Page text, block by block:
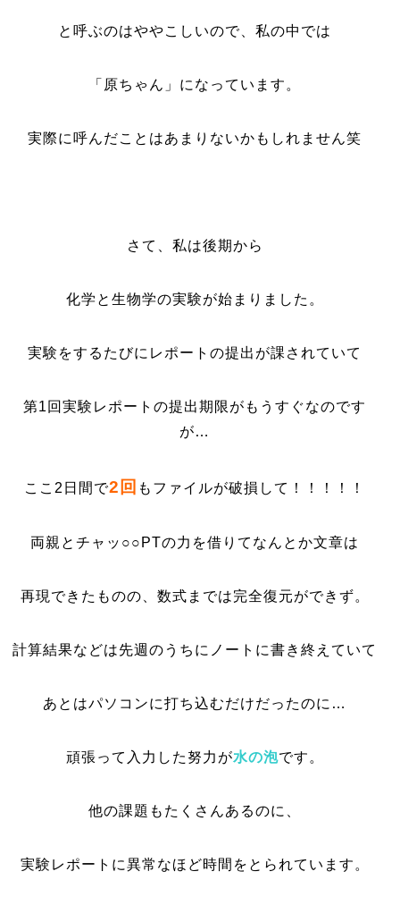
と呼ぶのはややこしいので、私の中では
「原ちゃん」になっています。
実際に呼んだことはあまりないかもしれません笑
さて、私は後期から
化学と生物学の実験が始まりました。
実験をするたびにレポートの提出が課されていて
第1回実験レポートの提出期限がもうすぐなのです
が…
ここ2日間で2回 もファイルが破損して！！！！！
両親とチャッ○○PTの力を借りてなんとか文章は
再現できたものの、数式までは完全復元ができず。
計算結果などは先週のうちにノートに書き終えていて
あとはパソコンに打ち込むだけだったのに…
頑張って入力した努力が水の泡です。
他の課題もたくさんあるのに、
実験レポートに異常なほど時間をとられています。